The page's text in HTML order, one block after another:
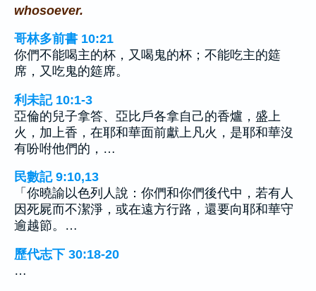
whosoever.
哥林多前書 10:21
你們不能喝主的杯，又喝鬼的杯；不能吃主的筵
席，又吃鬼的筵席。
利未記 10:1-3
亞倫的兒子拿答、亞比戶各拿自己的香爐，盛上
火，加上香，在耶和華面前獻上凡火，是耶和華沒
有吩咐他們的，…
民數記 9:10,13
「你曉諭以色列人說：你們和你們後代中，若有人
因死屍而不潔淨，或在遠方行路，還要向耶和華守
逾越節。…
歷代志下 30:18-20
…